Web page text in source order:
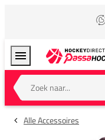
Zoek naar...
Alle Accessoires